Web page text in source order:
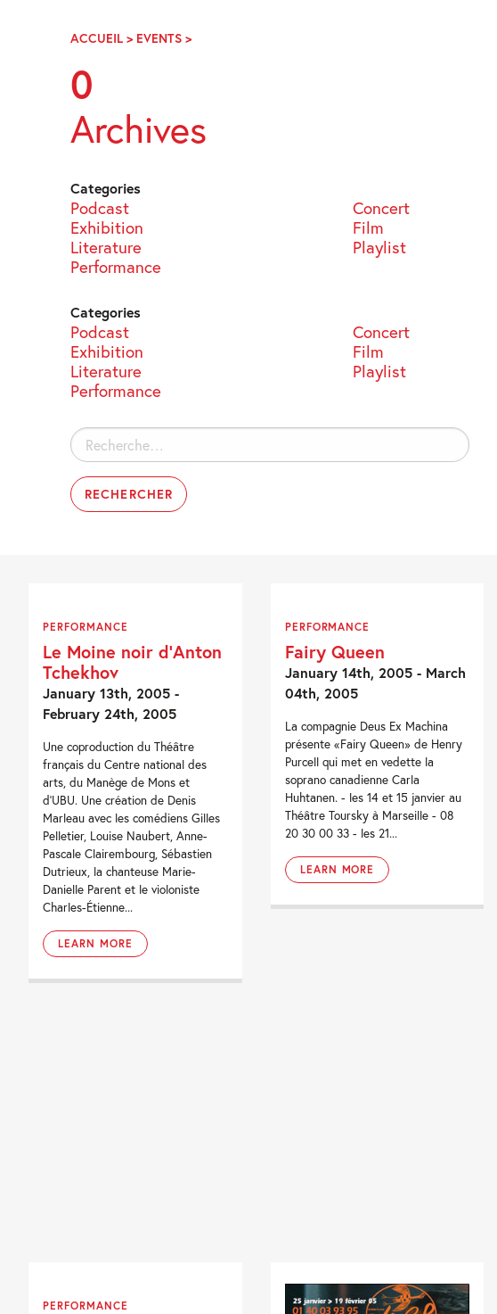
NavigationACCUEIL > EVENTS >PAGE
0
Archives
Categories
Podcast Concert
Exhibition
Film
Literature
Playlist
Performance
Categories
Podcast Concert
Exhibition
Film
Literature
Playlist
Performance
Rechercher :
PERFORMANCE
Le Moine noir d’Anton
Tchekhov
January 13th, 2005 -
February 24th, 2005
Une coproduction du Théâtre
français du Centre national des
arts, du Manège de Mons et
d’UBU. Une création de Denis
Marleau avec les comédiens Gilles
Pelletier, Louise Naubert, Anne-
Pascale Clairembourg, Sébastien
Dutrieux, la chanteuse Marie-
Danielle Parent et le violoniste
Charles-Étienne...
LEARN MORE
PERFORMANCE
Fairy Queen
January 14th, 2005 - March
04th, 2005
La compagnie Deus Ex Machina
présente «Fairy Queen» de Henry
Purcell qui met en vedette la
soprano canadienne Carla
Huhtanen. - les 14 et 15 janvier au
Théâtre Toursky à Marseille - 08
20 30 00 33 - les 21...
LEARN MORE
PERFORMANCE